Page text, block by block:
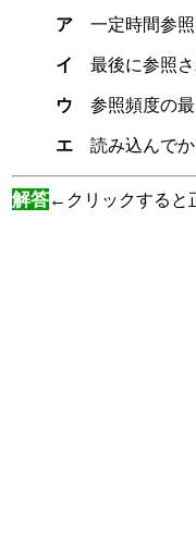
ア 一定時間参
イ 最後に参照
ウ 参照頻度の
エ 読み込んで
解答←クリックすると